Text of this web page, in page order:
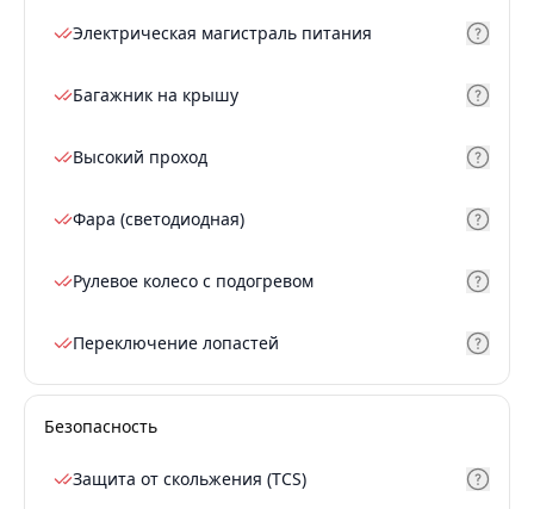
Электрическая магистраль питания
Багажник на крышу
Высокий проход
Фара (светодиодная)
Рулевое колесо с подогревом
Переключение лопастей
Безопасность
Защита от скольжения (TCS)